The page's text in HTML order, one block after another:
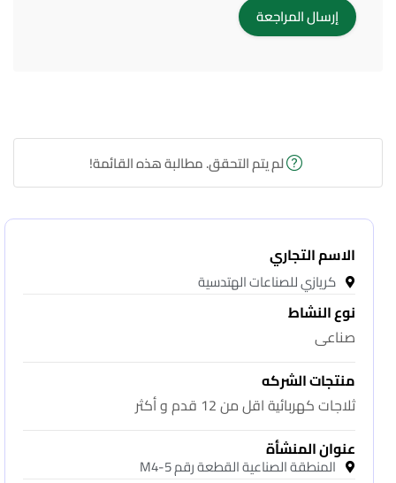
لم يتم التحقق. مطالبة هذه القائمة!
الاسم التجاري
كريازي للصناعات الهتدسية
نوع النشاط
صناعى
منتجات الشركه
ثلاجات كهربائية اقل من 12 قدم و أكثر
عنوان المنشأة
المنطقة الصناعية القطعة رقم M4-5